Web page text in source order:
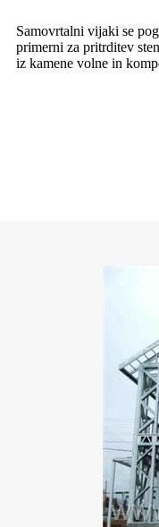
Samovrtalni vijaki se
primerni za pritrditev
iz kamene volne in